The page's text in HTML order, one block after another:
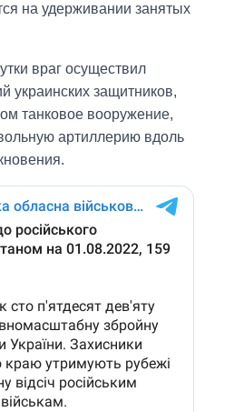
на удерживании занятых
враг осуществил
украинских защитников,
танковое вооружение,
артиллерию вдоль